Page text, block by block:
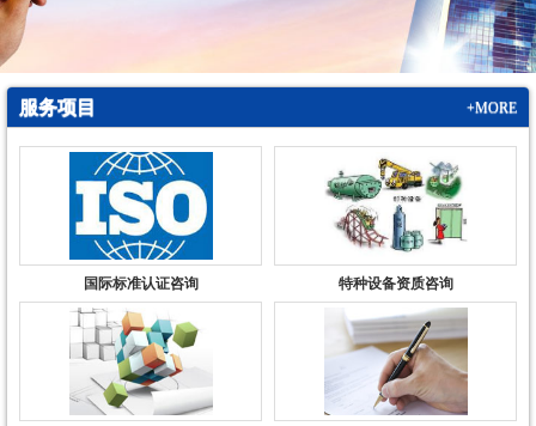
服务项目 +MORE
国际标准认证咨询 特种设备资质咨询